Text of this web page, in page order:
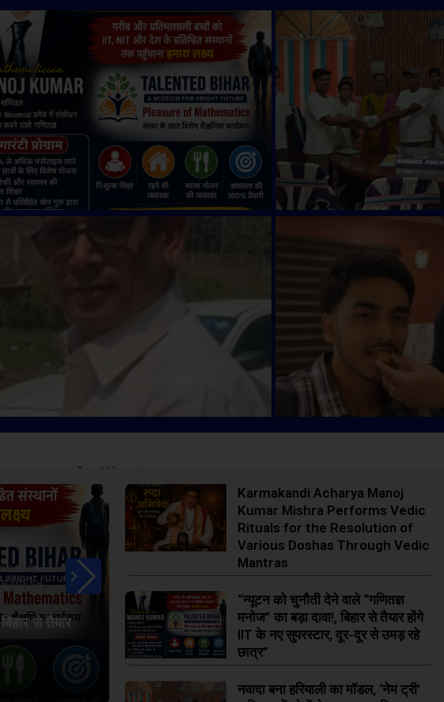
Read More
,
,
से तैयार
BIHAR,BIHAR , EDUCATION,LATEST NEWS,NATIONAL
नवादा बना हरियाली का मॉडल, ‘नेम ट्री’ अभियान में लोगों
हिस्सा।
Karmakandi Acharya Manoj
Kumar Mishra Performs Vedic
Rituals for the Resolution of
Various Doshas Through Vedic
Mantras
“न्यूटन को चुनौती देने वाले “गणितज्ञ
मनोज” का बड़ा दावा!, बिहार से तैयार होंगे
IIT के नए सुपरस्टार, दूर-दूर से उमड़ रहे
छात्र”
नवादा बना हरियाली का मॉडल, ‘नेम ट्री’